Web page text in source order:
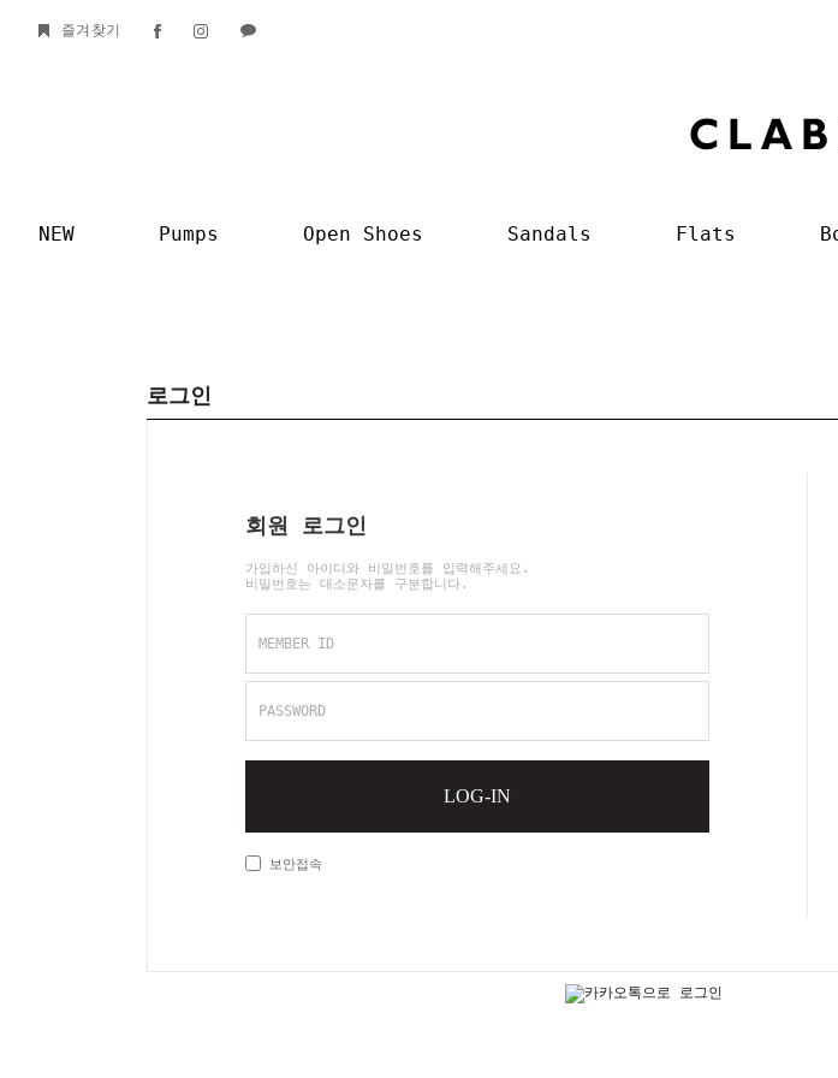
즐겨찾기
NEW Pumps Open Shoes Sandals Flats
로그인
회원 로그인
가입하신 아이디와 비밀번호를 입력해주세요.
비밀번호는 대소문자를 구분합니다.
MEMBER ID
PASSWORD
LOG-IN
보안접속